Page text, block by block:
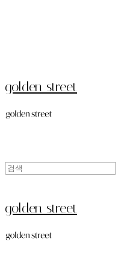
golden street
golden street